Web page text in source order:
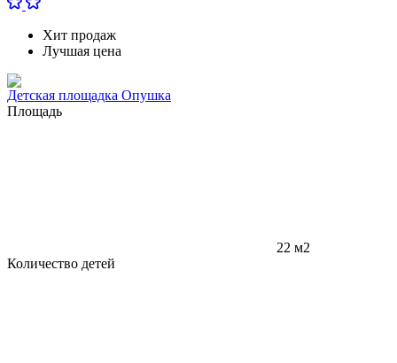
Хит продаж
Лучшая цена
Детская площадка Опушка
Площадь
22 м2
Количество детей